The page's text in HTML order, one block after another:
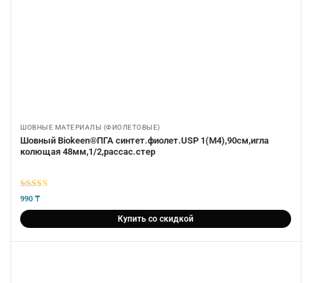
ШОВНЫЕ МАТЕРИАЛЫ (ФИОЛЕТОВЫЕ)
Шовный Biokeen®ПГА синтет.фиолет.USP 1(М4),90см,игла
колющая 48мм,1/2,рассас.стер
5из 5
990 ₸
Купить со скидкой